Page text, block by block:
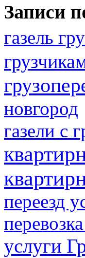
Записи
газель
новгород
газели с
переезд
услуги